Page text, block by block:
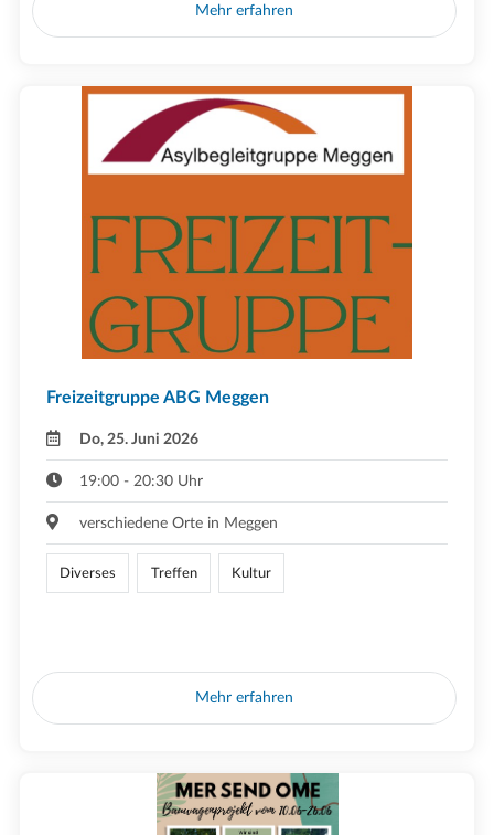
Mehr erfahren
Freizeitgruppe ABG Meggen
Do, 25. Juni 2026
19:00 - 20:30 Uhr
verschiedene Orte in Meggen
Diverses Treffen Kultur
Mehr erfahren